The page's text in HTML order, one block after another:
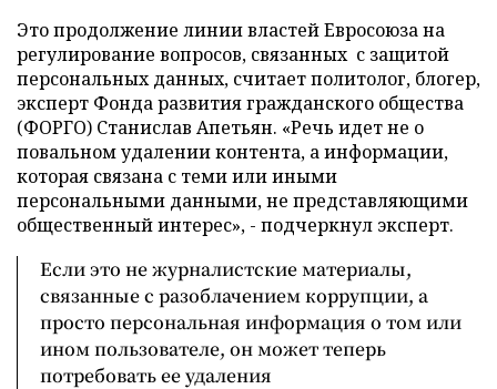
Это продолжение линии властей Евросоюза на
регулирование вопросов, связанных с защитой
персональных данных, считает политолог, блогер,
эксперт Фонда развития гражданского общества
(ФОРГО) Станислав Апетьян. «Речь идет не о
повальном удалении контента, а информации,
которая связана с теми или иными
персональными данными, не представляющими
общественный интерес», - подчеркнул эксперт.
Если это не журналистские материалы,
связанные с разоблачением коррупции, а
просто персональная информация о том или
ином пользователе, он может теперь
потребовать ее удаления